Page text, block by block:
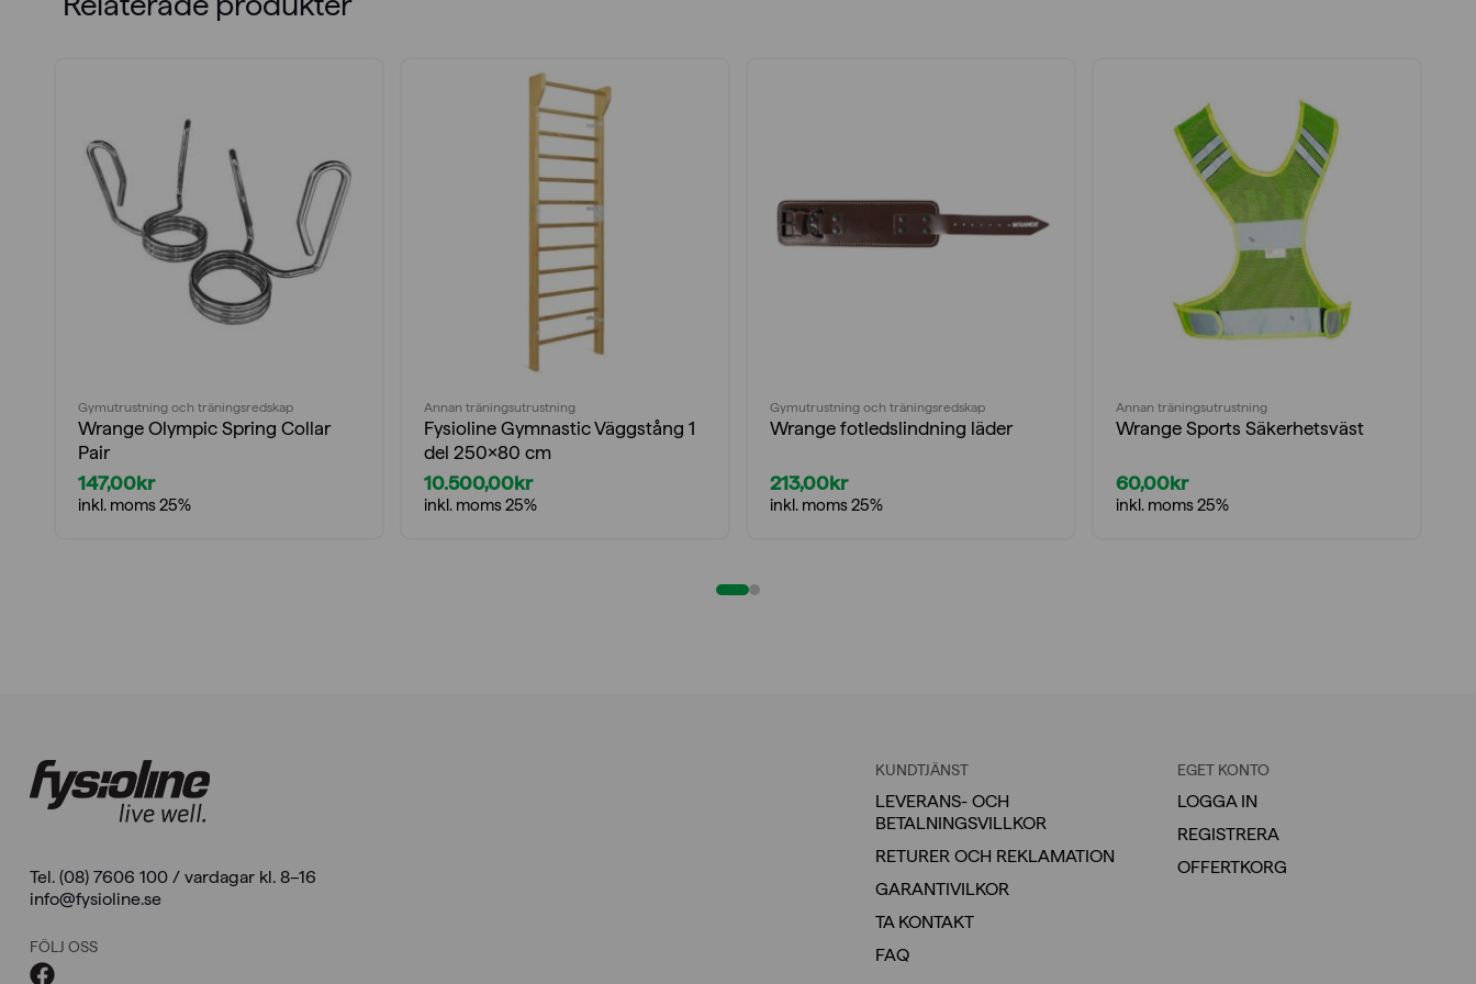
Gymutrustning och träningsredskap
Wrange Olympic Spring Collar
Pair
147,00kr
inkl. moms 25%
Annan träningsutrustning
Fysioline Gymnastic Väggstång 1
del 250×80 cm
10.500,00kr
inkl. moms 25%
Gymutrustning och träningsredskap
Wrange fotledslindning läder
213,00kr
inkl. moms 25%
Annan träningsutrustning
Wrange Sports Säkerhetsväst
60,00kr
inkl. moms 25%
Tel. (08) 7606 100 / vardagar kl. 8–16
info@fysioline.se
FÖLJ OSS
KUNDTJÄNST
LEVERANS- OCH
BETALNINGSVILLKOR
RETURER OCH REKLAMATION
GARANTIVILKOR
TA KONTAKT
FAQ
EGET KONTO
LOGGA IN
REGISTRERA
OFFERTKORG